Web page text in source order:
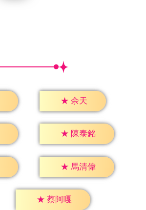
★ 余天
★ 陳泰銘
★ 馬清偉
★ 蔡阿嘎